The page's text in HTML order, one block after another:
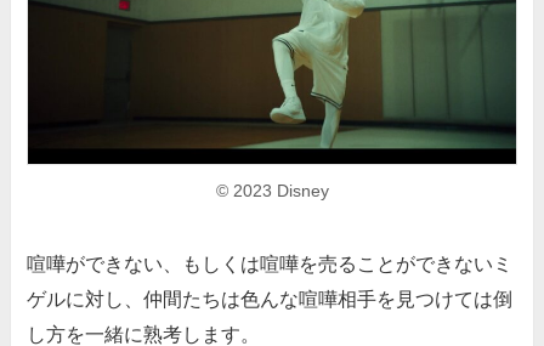
© 2023 Disney
喧嘩ができない、もしくは喧嘩を売ることができないミ
ゲルに対し、仲間たちは色んな喧嘩相手を見つけては倒
し方を一緒に熟考します。